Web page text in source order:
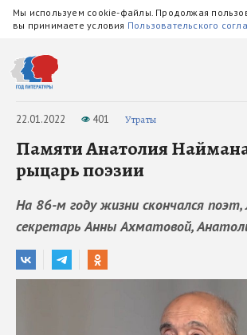
Мы используем cookie-файлы. Продолжая
вы принимаете условия Пользовательского
22.01.2022 401 Утраты
Памяти Анатолия
рыцарь поэзии
На 86-м году жизни скончался
секретарь Анны Ахматовой,